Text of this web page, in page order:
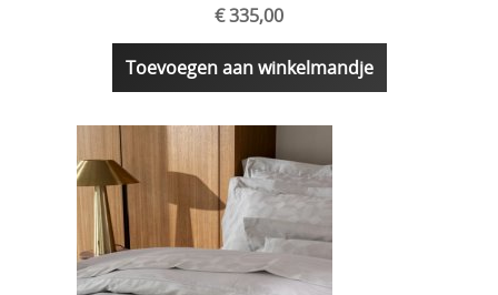
€ 335,00
Toevoegen aan winkelmandje